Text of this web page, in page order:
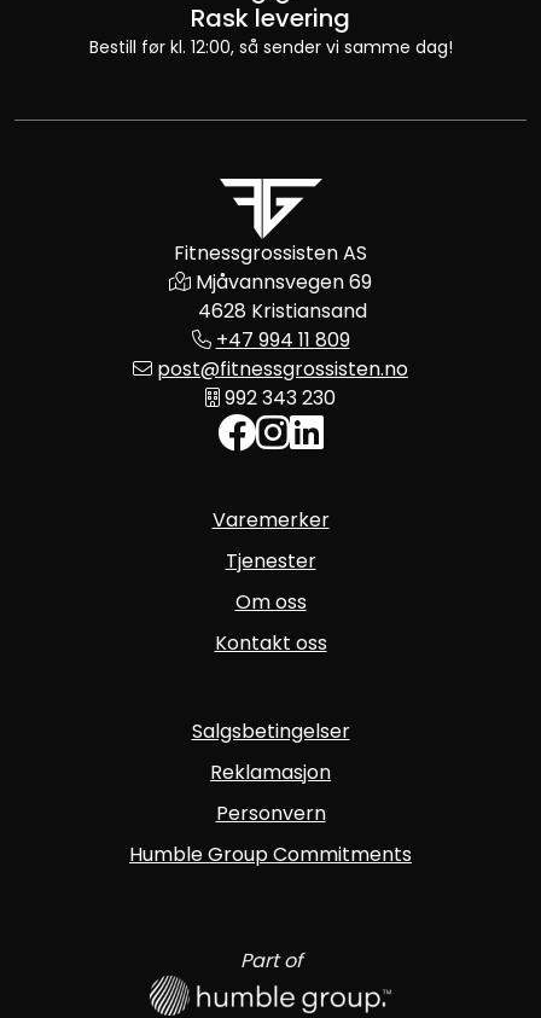
Rask levering
Bestill før kl. 12:00, så sender vi samme dag!
Fitnessgrossisten AS
Mjåvannsvegen 69
4628 Kristiansand
+47 994 11 809
post@fitnessgrossisten.no
992 343 230
Varemerker
Tjenester
Om oss
Kontakt oss
Salgsbetingelser
Reklamasjon
Personvern
Humble Group Commitments
Part of